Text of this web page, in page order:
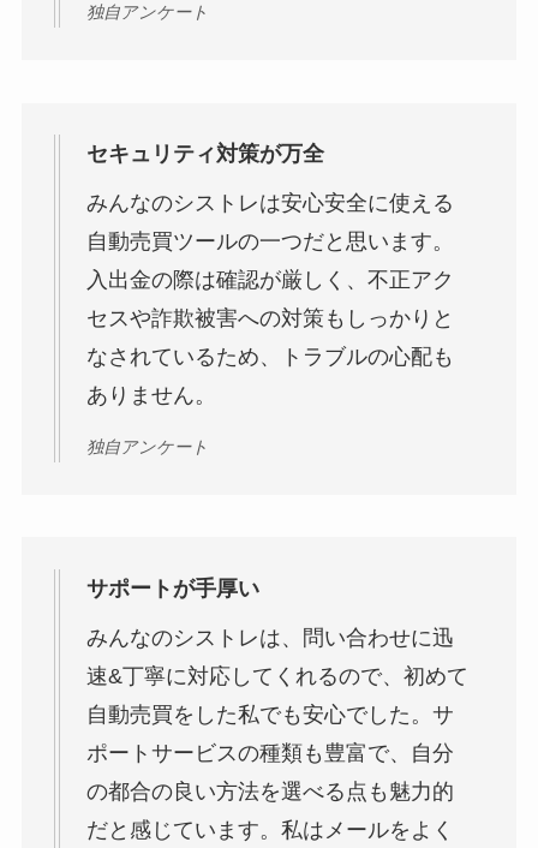
独自アンケート
セキュリティ対策が万全
みんなのシストレは安心安全に使える
自動売買ツールの一つだと思います。
入出金の際は確認が厳しく、不正アク
セスや詐欺被害への対策もしっかりと
なされているため、トラブルの心配も
ありません。
独自アンケート
サポートが手厚い
みんなのシストレは、問い合わせに迅
速&丁寧に対応してくれるので、初めて
自動売買をした私でも安心でした。サ
ポートサービスの種類も豊富で、自分
の都合の良い方法を選べる点も魅力的
だと感じています。私はメールをよく